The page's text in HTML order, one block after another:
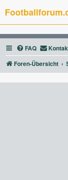
FAQ
Foren-Übersicht